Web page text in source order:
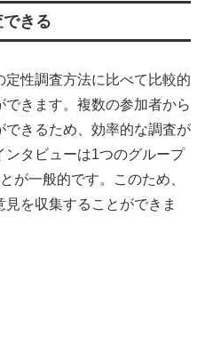
きる
性調査方法に比べて比較的
きます。複数の参加者から
きるため、効率的な調査が
タビューは1つのグループ
が一般的です。このため、
を収集することができま